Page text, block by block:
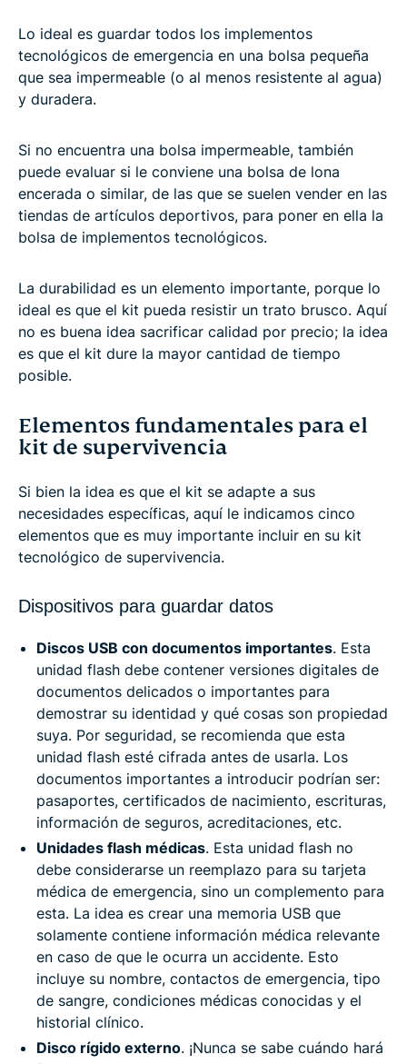
Lo ideal es guardar todos los implementos
tecnológicos de emergencia en una bolsa pequeña
que sea impermeable (o al menos resistente al agua)
y duradera.
Si no encuentra una bolsa impermeable, también
puede evaluar si le conviene una bolsa de lona
encerada o similar, de las que se suelen vender en las
tiendas de artículos deportivos, para poner en ella la
bolsa de implementos tecnológicos.
La durabilidad es un elemento importante, porque lo
ideal es que el kit pueda resistir un trato brusco. Aquí
no es buena idea sacrificar calidad por precio; la idea
es que el kit dure la mayor cantidad de tiempo
posible.
Elementos fundamentales para el
kit de supervivencia
Si bien la idea es que el kit se adapte a sus
necesidades específicas, aquí le indicamos cinco
elementos que es muy importante incluir en su kit
tecnológico de supervivencia.
Dispositivos para guardar datos
Discos USB con documentos importantes. Esta
unidad flash debe contener versiones digitales de
documentos delicados o importantes para
demostrar su identidad y qué cosas son propiedad
suya. Por seguridad, se recomienda que esta
unidad flash esté cifrada antes de usarla. Los
documentos importantes a introducir podrían ser:
pasaportes, certificados de nacimiento, escrituras,
información de seguros, acreditaciones, etc.
Unidades flash médicas. Esta unidad flash no
debe considerarse un reemplazo para su tarjeta
médica de emergencia, sino un complemento para
esta. La idea es crear una memoria USB que
solamente contiene información médica relevante
en caso de que le ocurra un accidente. Esto
incluye su nombre, contactos de emergencia, tipo
de sangre, condiciones médicas conocidas y el
historial clínico.
Disco rígido externo. ¡Nunca se sabe cuándo hará